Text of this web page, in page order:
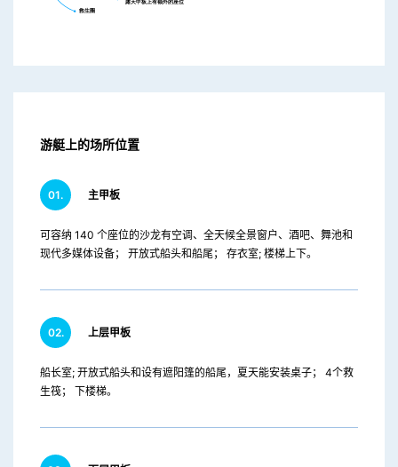
游艇上的场所位置
01. 主甲板
可容纳 140 个座位的沙龙有空调、全天候全景窗户、酒吧、舞池和
现代多媒体设备； 开放式船头和船尾； 存衣室; 楼梯上下。
02. 上层甲板
船长室; 开放式船头和设有遮阳篷的船尾，夏天能安装桌子； 4个救
生筏； 下楼梯。